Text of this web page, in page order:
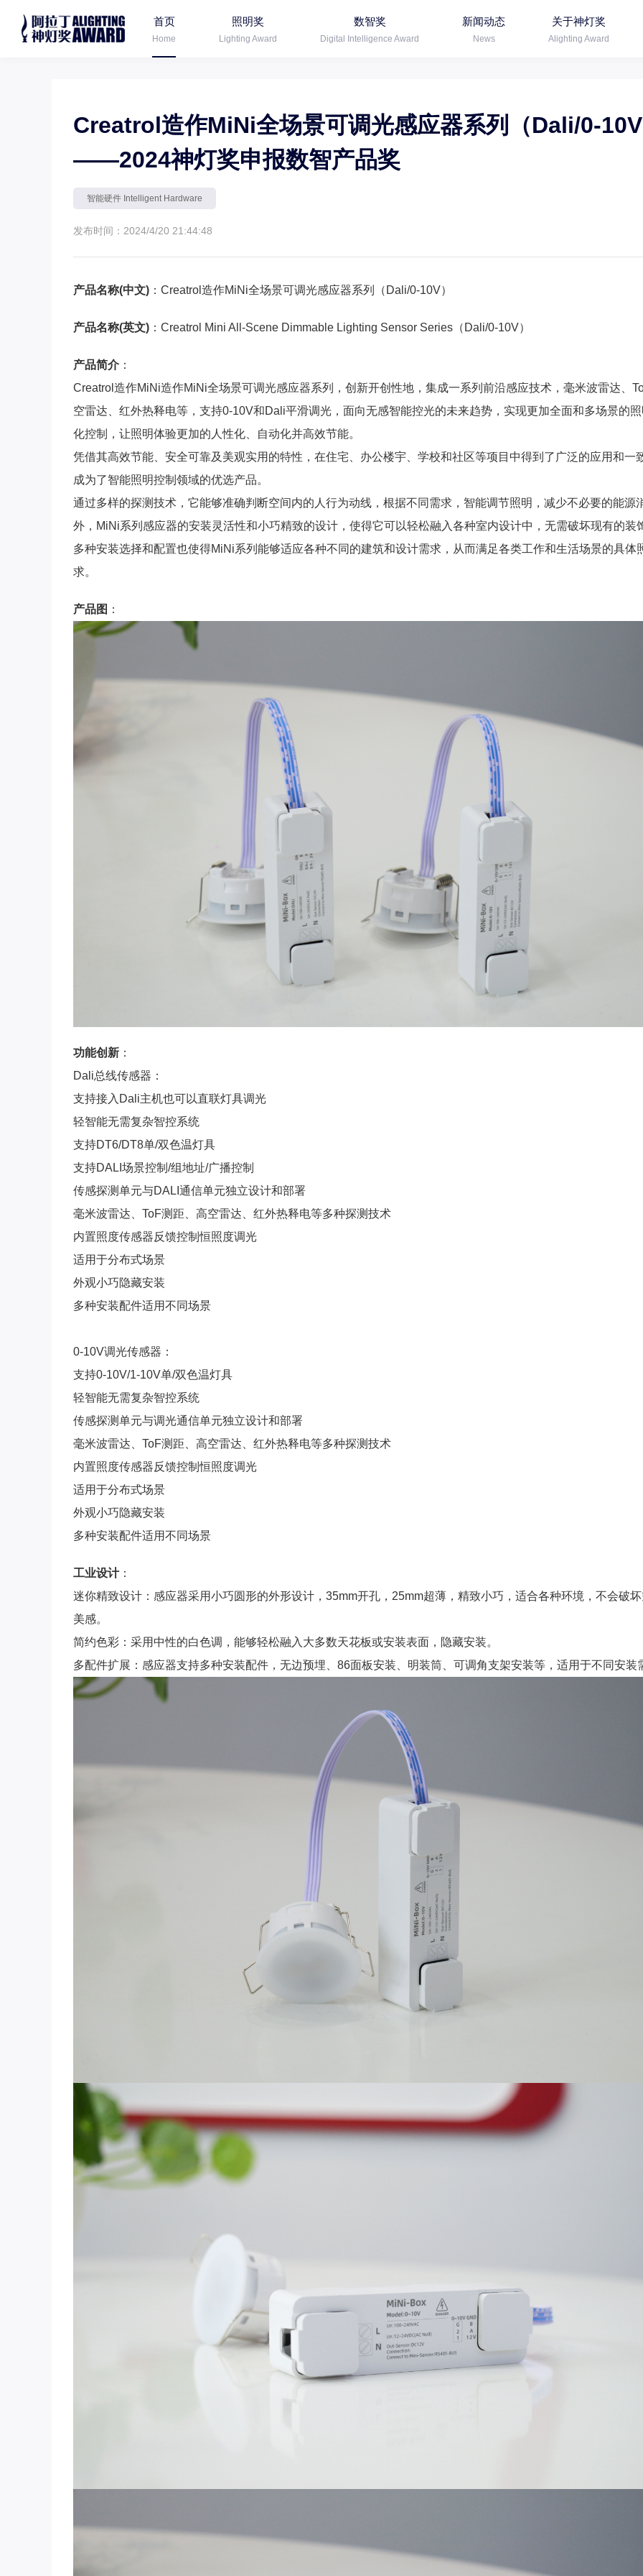
首页
Home
照明奖
Lighting Award
数智奖
Digital Intelligence Award
新闻动态
News
关于神灯奖
Alighting Award
Creatrol造作MiNi全场景可调光感应器系列（Dali/0-
——2024神灯奖申报数智产品奖
智能硬件 Intelligent Hardware
发布时间：2024/4/20 21:44:48
产品名称(中文) ：Creatrol造作MiNi全场景可调光感应器系列（Dali/0-10V）
产品名称(英文) ：Creatrol Mini All-Scene Dimmable Lighting Sensor Series（Dali/0-10V）
产品简介 ：
Creatrol造作MiNi造作MiNi全场景可调光感应器系列，创新开创性地，集成一系列前沿感应技术，毫米波雷达、
空雷达、红外热释电等，支持0-10V和Dali平滑调光，面向无感智能控光的未来趋势，实现更加全面和多场景的
化控制，让照明体验更加的人性化、自动化并高效节能。
凭借其高效节能、安全可靠及美观实用的特性，在住宅、办公楼宇、学校和社区等项目中得到了广泛的应用和一
成为了智能照明控制领域的优选产品。
通过多样的探测技术，它能够准确判断空间内的人行为动线，根据不同需求，智能调节照明，减少不必要的能源
外，MiNi系列感应器的安装灵活性和小巧精致的设计，使得它可以轻松融入各种室内设计中，无需破坏现有的装
多种安装选择和配置也使得MiNi系列能够适应各种不同的建筑和设计需求，从而满足各类工作和生活场景的具体
求。
产品图 ：
功能创新 ：
Dali总线传感器：
支持接入Dali主机也可以直联灯具调光
轻智能无需复杂智控系统
支持DT6/DT8单/双色温灯具
支持DALI场景控制/组地址/广播控制
传感探测单元与DALI通信单元独立设计和部署
毫米波雷达、ToF测距、高空雷达、红外热释电等多种探测技术
内置照度传感器反馈控制恒照度调光
适用于分布式场景
外观小巧隐藏安装
多种安装配件适用不同场景
0-10V调光传感器：
支持0-10V/1-10V单/双色温灯具
轻智能无需复杂智控系统
传感探测单元与调光通信单元独立设计和部署
毫米波雷达、ToF测距、高空雷达、红外热释电等多种探测技术
内置照度传感器反馈控制恒照度调光
适用于分布式场景
外观小巧隐藏安装
多种安装配件适用不同场景
⼯业设计：
迷你精致设计：感应器采用小巧圆形的外形设计，35mm开孔，25mm超薄，精致小巧，适合各种环境，不会破
美感。
简约色彩：采用中性的白色调，能够轻松融入大多数天花板或安装表面，隐藏安装。
多配件扩展：感应器支持多种安装配件，无边预埋、86面板安装、明装筒、可调角支架安装等，适用于不同安装